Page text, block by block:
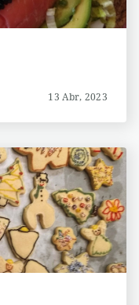
13 Abr, 2023